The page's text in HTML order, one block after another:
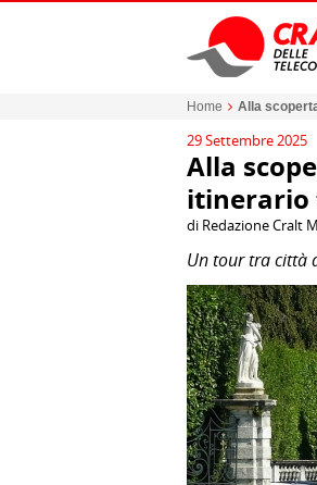
Home Alla
29 Settembre 2025
Alla
itinerario
di Redazione Cralt
Un tour tra città